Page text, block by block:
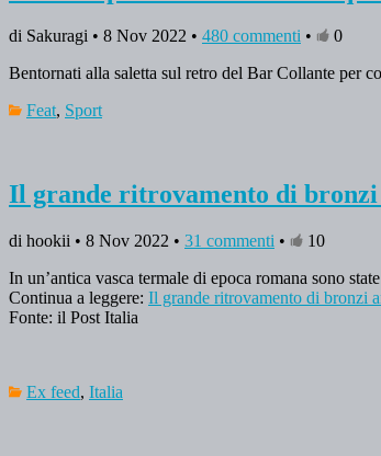
di Sakuragi • 8 Nov 2022 • 480 commenti •
0
Bentornati alla saletta sul retro del Bar Collante per
Feat, Sport
Il grande ritrovamento di bronzi
di hookii • 8 Nov 2022 • 31 commenti •
10
In un’antica vasca termale di epoca romana sono
Continua a leggere: Il grande ritrovamento di bronzi
Fonte: il Post Italia
Ex feed, Italia